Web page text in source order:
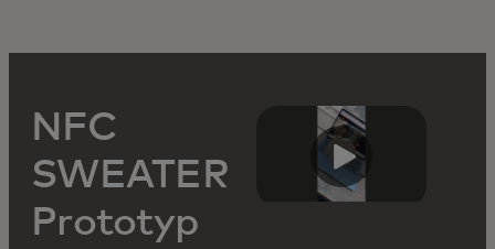
NFC
SWEATER
Prototyp